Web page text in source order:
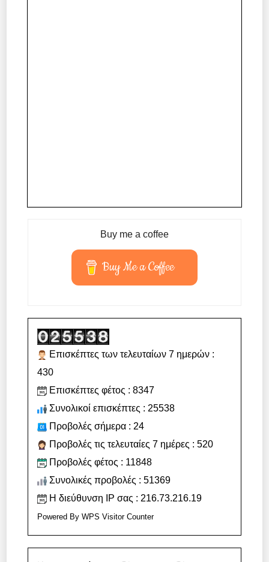
Buy me a coffee
Buy Me a Coffee
Επισκέπτες των τελευταίων 7 ημερών :
430
Επισκέπτες φέτος : 8347
Συνολικοί επισκέπτες : 25538
Προβολές σήμερα : 24
Προβολές τις τελευταίες 7 ημέρες : 520
Προβολές φέτος : 11848
Συνολικές προβολές : 51369
Η διεύθυνση IP σας : 216.73.216.19
Powered ByWPS Visitor Counter